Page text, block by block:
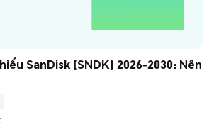
SanDisk (SNDK) 2026-2030: Nên